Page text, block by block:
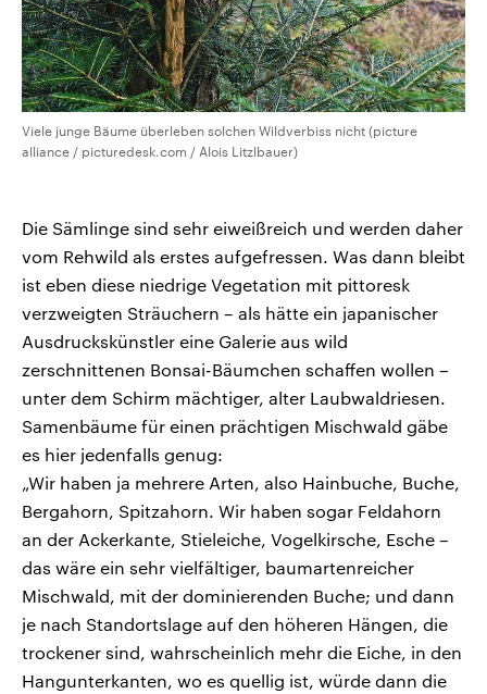
Viele junge Bäume überleben solchen Wildverbiss nicht (picture
alliance / picturedesk.com / Alois Litzlbauer)
Die Sämlinge sind sehr eiweißreich und werden daher
vom Rehwild als erstes aufgefressen. Was dann bleibt
ist eben diese niedrige Vegetation mit pittoresk
verzweigten Sträuchern – als hätte ein japanischer
Ausdruckskünstler eine Galerie aus wild
zerschnittenen Bonsai-Bäumchen schaffen wollen –
unter dem Schirm mächtiger, alter Laubwaldriesen.
Samenbäume für einen prächtigen Mischwald gäbe
es hier jedenfalls genug:
„Wir haben ja mehrere Arten, also Hainbuche, Buche,
Bergahorn, Spitzahorn. Wir haben sogar Feldahorn
an der Ackerkante, Stieleiche, Vogelkirsche, Esche –
das wäre ein sehr vielfältiger, baumartenreicher
Mischwald, mit der dominierenden Buche; und dann
je nach Standortslage auf den höheren Hängen, die
trockener sind, wahrscheinlich mehr die Eiche, in den
Hangunterkanten, wo es quellig ist, würde dann die